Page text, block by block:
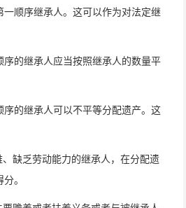
顺序继承人。这可以作为对法定继
的继承人应当按照继承人的数量平
的继承人可以不平等分配遗产。这
缺乏劳动能力的继承人，在分配遗
。